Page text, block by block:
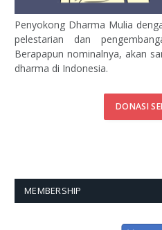
Penyokong Dharma Mulia
pelestarian dan
Berapapun nominalnya, akan
dharma di Indonesia.
DONASI
MEMBERSHIP